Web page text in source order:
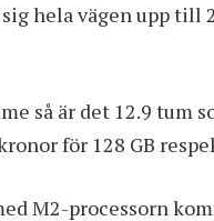
hela vägen upp till
så är det 12.9 tum
för 128 GB
M2-processorn